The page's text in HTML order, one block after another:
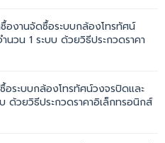
ซื้องานจัดซื้อระบบกล้องโทรทัศน์
วน 1 ระบบ ด้วยวิธีประกวดราคา
อระบบกล้องโทรทัศน์วงจรปิดและ
วยวิธีประกวดราคาอิเล็กทรอนิกส์